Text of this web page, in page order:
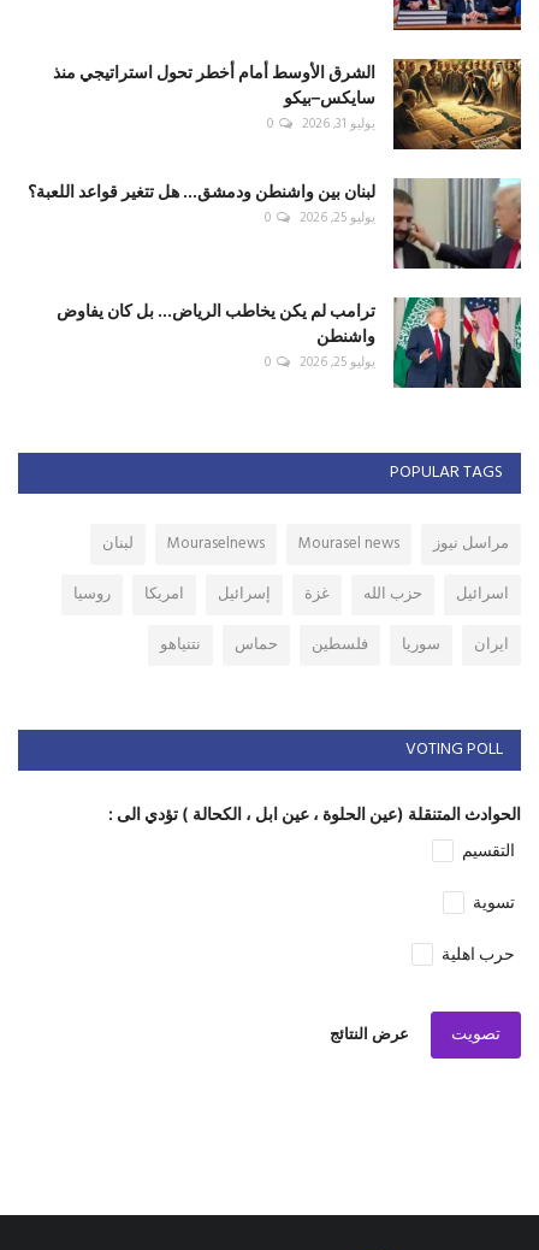
الشرق الأوسط أمام أخطر تحول استراتيجي منذ
سايكس–بيكو
يوليو 31, 2026 0
لبنان بين واشنطن ودمشق... هل تتغير قواعد اللعبة؟
يوليو 25, 2026 0
ترامب لم يكن يخاطب الرياض... بل كان يفاوض
واشنطن
يوليو 25, 2026 0
POPULAR TAGS
مراسل نيوز Mourasel news
Mouraselnews
لبنان
اسرائيل
حزب الله غزة إسرائيل امريكا
روسيا
ايران
سوريا فلسطين حماس نتنياهو
VOTING POLL
الحوادث المتنقلة (عين الحلوة ، عين ابل ، الكحالة ) تؤدي الى :
التقسيم
تسوية
حرب اهلية
تصويت عرض النتائج